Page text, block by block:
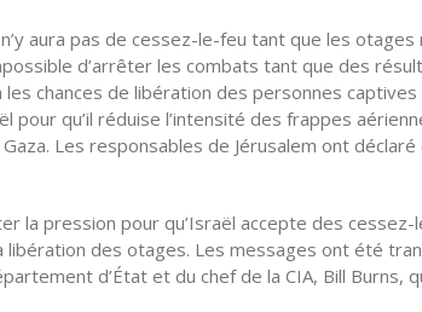
aura pas de cessez-le-feu tant que les
d’arrêter les combats tant que des
chances de libération des personnes captives
pour qu’il réduise l’intensité des frappes
Les responsables de Jérusalem ont déclaré
la pression pour qu’Israël accepte des
libération des otages. Les messages ont été
d’État et du chef de la CIA, Bill Burns,